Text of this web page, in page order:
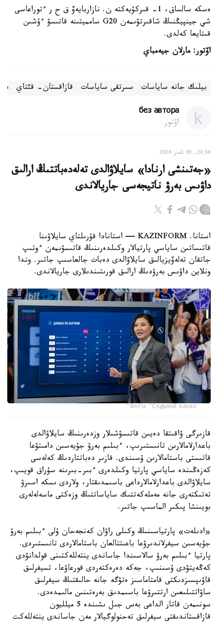
ەسكە سالساق، 1- قىركۇيەكتە ن. نازاربايەۆ ق ح ر ءتوراعاسى
شي جينپيڭنىڭ شاقىرتۋىمەن G20 سامميتىنە قاتىسۋ ءۇشىن
قىتايعا كەلدى.
اۆتور: مارلان جيەمباي
بيلىك جانە ساياسات سىرتقى ساياسات قازاقستان- قئتاي
без автора
اۆتور
23:34, 05 تامىز 2026
«جەتىنشى ارنادا» سايلاۋالدى تەلەدەباتتىڭ ارالىق
داۋىس بەرۋ ناتيجەسى جاريالاندى
استانا. KAZINFORM — استانادا قۇرىلتاي سايلاۋىنا
قاتىساتىن ساياسي پارتيالار وكىلدەرىنىڭ قاتىسۋىمەن ءوتىپ
جاتقان تەلەۆيزيالىق سايلاۋالدى دەبات جالعاسىپ جاتىر. وندا
ونلاين داۋىس بەرۋدىڭ ارالىق قورىتىندىلارى جاريالاندى.
Фото: "Седьмой канал"
قازىرگى ۋاقىتقا دەيىن قاتىسۋشىلار وزدەرىنىڭ سايلاۋالدى
باعدارلامالارىن تانىستىرىپ، ءبىلىم بەرۋ جۇيەسىن دامىتۋعا
قاتىستى باستامالارىن ۇسىندى. قازىر دەباتتاردىڭ كەلەسى
كەزەڭىندە ساياسي پارتيا وكىلدەرى ءبىر-بىرىنە سۇراق قويىپ،
سايلاۋالدى باعدارلامالارداعى باسىمدىقتار، ولاردى ىسكە اسىرۋ
تەتىكتەرى جانە مەملەكەتتىك ساياساتتىڭ وزەكتى ماسەلەلەرى
بويىنشا پىكىر الماسىپ جاتىر.
«ادىلەت» پارتياسىنىڭ وكىلى راۋان كەنجەحان ۇلى ءبىلىم بەرۋ
جۇيەسىن سيفرلاندىرۋعا باعىتتالعان باستامالاردى تانىستىردى.
پارتيا ءبىلىم بەرۋ سالاسىندا جاساندى ينتەللەكتىنى قولدانۋدى
كەڭەيتۋدى ۇسىنىپ، جەكە دەرەكتەردى قورعاۋعا، تسيفرلىق
قاۋىپسىزدىكتى قامتاماسىز ەتۋگە جانە حالىقتىڭ سيفرلىق
ساۋاتتىلىعىن ارتتىرۋعا باسىمدىق بەرەتىنىن مالىمدەدى.
سونىمەن قاتار الداعى بەس جىل ىشىندە 5 ميلليون
قازاقستاندىقتى سيفرلىق تەحنولوگيالار مەن جاساندى ينتەللەكت